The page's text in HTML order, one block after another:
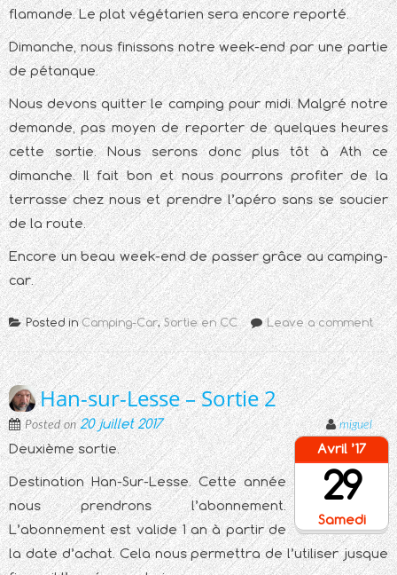
flamande. Le plat végétarien sera encore reporté.
Dimanche, nous finissons notre week-end par une partie
de pétanque.
Nous devons quitter le camping pour midi. Malgré notre
demande, pas moyen de reporter de quelques heures
cette sortie. Nous serons donc plus tôt à Ath ce
dimanche. Il fait bon et nous pourrons profiter de la
terrasse chez nous et prendre l’apéro sans se soucier
de la route.
Encore un beau week-end de passer grâce au camping-
car.
Posted inCamping-Car,Sortie en CC Leave a comment
Han-sur-Lesse – Sortie 2
Posted on20 juillet 2017 miguel
Samedi
Avril ’17
29
Deuxième sortie.
Destination Han-Sur-Lesse. Cette année
nous prendrons l’abonnement.
L’abonnement est valide 1 an à partir de
la date d’achat. Cela nous permettra de l’utiliser jusque